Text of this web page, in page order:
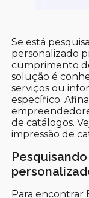
Se está
personalizado
cumprimento
solução é
serviços ou
específico.
de catálogos.
impressão de
Para encontrar